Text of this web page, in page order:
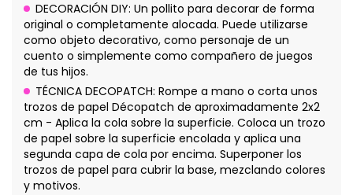
DECORACIÓN DIY: Un pollito para decorar de forma
original o completamente alocada. Puede utilizarse
como objeto decorativo, como personaje de un
cuento o simplemente como compañero de juegos
de tus hijos.
TÉCNICA DECOPATCH: Rompe a mano o corta unos
trozos de papel Décopatch de aproximadamente 2x2
cm - Aplica la cola sobre la superficie. Coloca un trozo
de papel sobre la superficie encolada y aplica una
segunda capa de cola por encima. Superponer los
trozos de papel para cubrir la base, mezclando colores
y motivos.